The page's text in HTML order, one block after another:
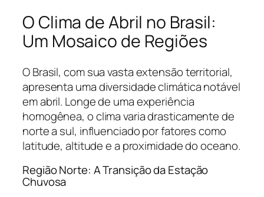
O Clima de Abril no Brasil:
Um Mosaico de Regiões
O Brasil, com sua vasta extensão territorial,
apresenta uma diversidade climática notável
em abril. Longe de uma experiência
homogênea, o clima varia drasticamente de
norte a sul, influenciado por fatores como
latitude, altitude e a proximidade do oceano.
Região Norte: A Transição da Estação
Chuvosa